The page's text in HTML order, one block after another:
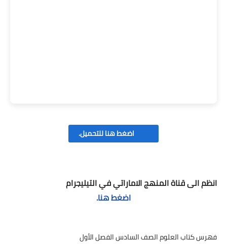
اضغط هنا للتحميل.
انظم الى قناة المنهج الاماراتي في التيليجرام
اضغط هنا.
فهرس كتاب العلوم الصف السادس الفصل الأول